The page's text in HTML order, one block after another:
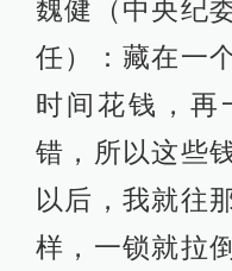
魏健（中央纪
任）：藏在一
时间花钱，再
错，所以这些
以后，我就往
样，一锁就拉